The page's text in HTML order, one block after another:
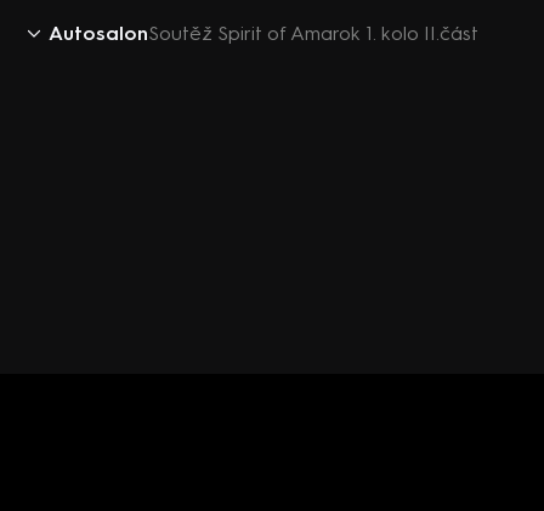
AutosalonSoutěž Spirit of Amarok 1. kolo II.část